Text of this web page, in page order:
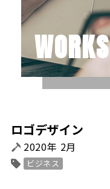
WORKS
ロゴデザイン
2020年 2月
ビジネス